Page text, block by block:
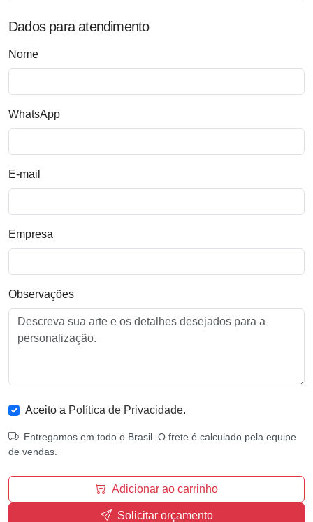
Dados para atendimento
Nome
WhatsApp
E-mail
Empresa
Observações
Aceito a Política de Privacidade.
Entregamos em todo o Brasil. O frete é calculado pela equipe
de vendas.
Adicionar ao carrinho
Solicitar orçamento